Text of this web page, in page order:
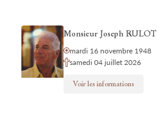
Monsieur Joseph RULOT
mardi 16 novembre 1948
samedi 04 juillet 2026
Voir les informations